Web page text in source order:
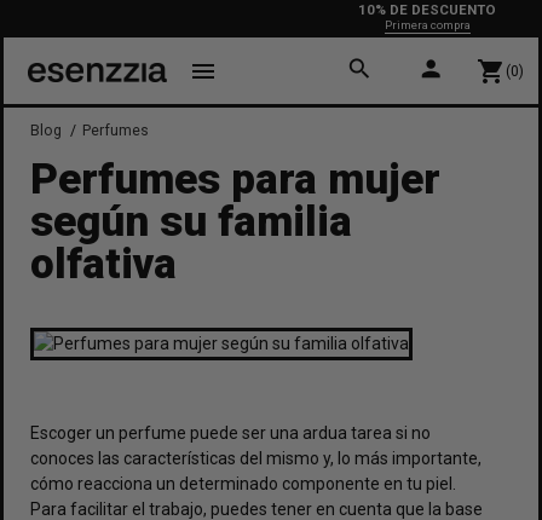
10% DE DESCUENTO
menu search person shopping_cart (0)
Blog Perfumes
Perfumes para mujer
según su familia
olfativa
Escoger un perfume puede ser una ardua tarea si no
conoces las características del mismo y, lo más importante,
cómo reacciona un determinado componente en tu piel.
Para facilitar el trabajo, puedes tener en cuenta que la base